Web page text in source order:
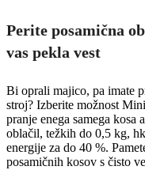
Perite posamična
vas pekla vest
Bi oprali majico, pa imate
stroj? Izberite možnost
pranje enega samega kosa
oblačil, težkih do 0,5 kg,
energije za do 40 %.
posamičnih kosov s čisto